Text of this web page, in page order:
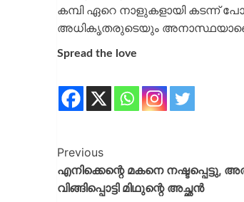
കമ്പി ഏറെ നാളുകളായി
അധികൃതരുടെയും
Spread the love
Previous
എനിക്കെന്റെ മകനെ നഷ്ടപ്പെട്ടു,
വിങ്ങിപ്പൊട്ടി മിഥുന്റെ അച്ഛന്‍